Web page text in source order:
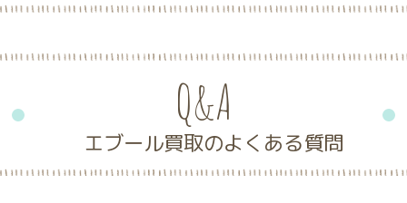
Q&A
エブール買取のよくある質問